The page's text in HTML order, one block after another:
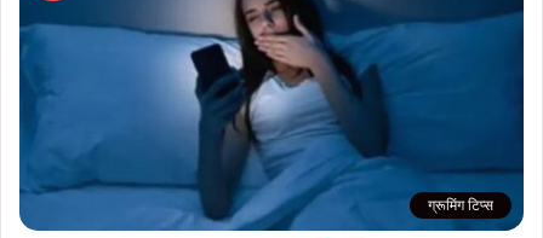
ग्रूमिंग टिप्स